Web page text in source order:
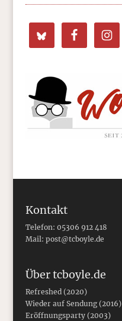
Kontakt
Telefon: 05306 912 418
Mail: post@tcboyle.de
Über tcboyle.de
Refreshed (2020)
Wieder auf Sendung (2016)
Eröffnungsparty (2003)